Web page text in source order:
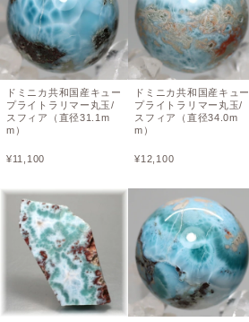
ドミニカ共和国産キュー
プライトラリマー丸玉/
スフィア（直径31.1m
m）
¥11,100
ドミニカ共和国産キュー
プライトラリマー丸玉/
スフィア（直径34.0m
m）
¥12,100